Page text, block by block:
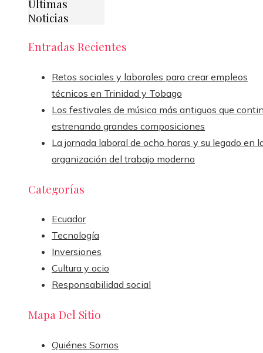
Últimas
Noticias
Entradas Recientes
Retos sociales y laborales para crear empleos
técnicos en Trinidad y Tobago
Los festivales de música más antiguos que
estrenando grandes composiciones
La jornada laboral de ocho horas y su legado en
organización del trabajo moderno
Categorías
Ecuador
Tecnología
Inversiones
Cultura y ocio
Responsabilidad social
Mapa Del Sitio
Quiénes Somos